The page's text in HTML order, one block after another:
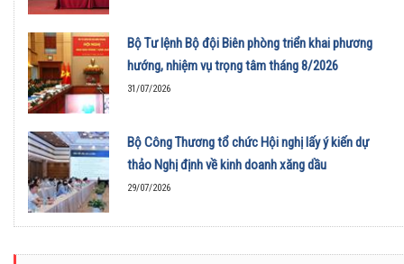
Bộ Tư lệnh Bộ đội Biên phòng triển khai phương
hướng, nhiệm vụ trọng tâm tháng 8/2026
31/07/2026
Bộ Công Thương tổ chức Hội nghị lấy ý kiến dự
thảo Nghị định về kinh doanh xăng dầu
29/07/2026